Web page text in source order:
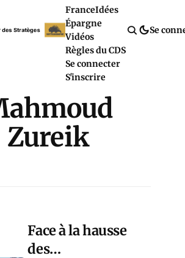
FranceIdées
Épargne
Vidéos
Règles du CDS
Se connecter
S'inscrire
Se
Zureik
Face à la hausse
des